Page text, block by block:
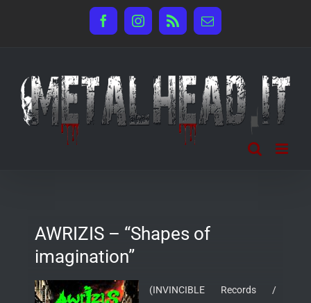
FacebookInstagram
Rss Email
AWRIZIS – “Shapes of
imagination”
(INVINCIBLE Records /